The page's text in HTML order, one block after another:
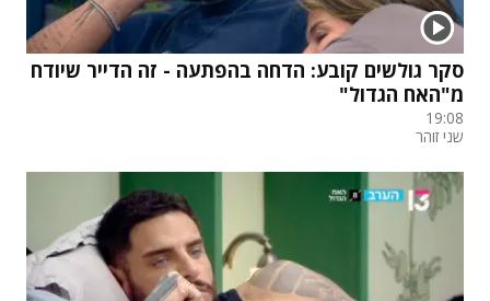
סקר גולשים קובע: הדחה בהפתעה - זה הדייר שיודח
מ"האח הגדול"
19:08
שני זוהר